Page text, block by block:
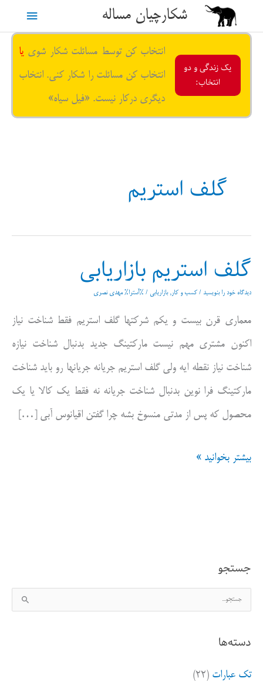
محتوا
شکارچیان مساله
فهرست
یک زندگی و دو
انتخاب:
انتخاب کن توسط مسائلت شکار شوی یا
انتخاب کن مسائلت را شکار کنی. انتخاب
دیگری درکار نیست. «فیل سیاه»
گلف استریم
گلف استریم بازاریابی
دیدگاه‌ خود را بنویسید / کسب و کار,بازاریابی / %آسترا% مهدی نصری
معماری قرن بیست و یکم شرکتها گلف استریم فقط شناخت نیاز
اکنون مشتری مهم نیست مارکتینگ جدید بدنبال شناخت نیازه
شناخت نیاز نقطه ایه ولی گلف استریم جریانه جریانها رو باید شناخت
مارکتینگ فرا نوین بدنبال شناخت جریانه نه فقط یک کالا یا یک
محصول که پس از مدتی منسوخ بشه چرا گفتن اقیانوس آبی […]
گلف
بیشتر بخوانید »
جستجو
س
ج
ب
دسته‌ها
تک عبارات (۲۲)